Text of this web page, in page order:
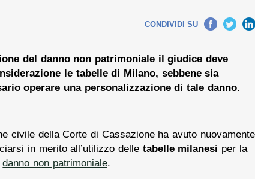
CONDIVIDI SU
del danno non patrimoniale il giudice deve
le tabelle di Milano, sebbene sia
operare una personalizzazione di tale danno.
civile della Corte di Cassazione ha avuto nuovamente
in merito all’utilizzo delle tabelle milanesi per la
danno non patrimoniale.